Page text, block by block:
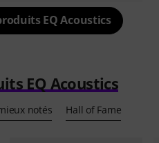
EQ Acoustics
EQ Acoustics
notés Hall of Fame